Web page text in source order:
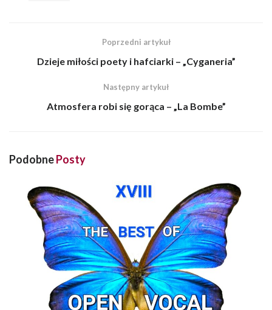
Poprzedni artykuł
Dzieje miłości poety i hafciarki – „Cyganeria”
Następny artykuł
Atmosfera robi się gorąca – „La Bombe”
PodobnePosty